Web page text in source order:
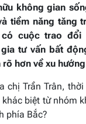
không gian
tiềm năng tăng
cuộc trao đổi
tư vấn bất
rõ hơn về xu
chị Trần Trân,
biệt từ nhóm
phía Bắc?